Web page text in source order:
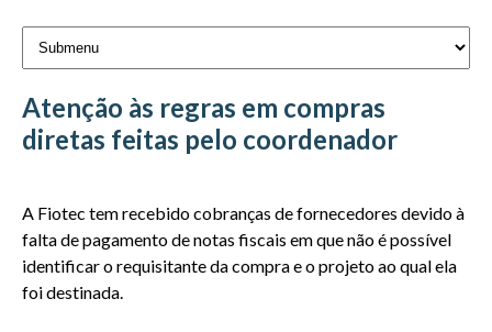
Atenção às regras em compras
diretas feitas pelo coordenador
A Fiotec tem recebido cobranças de fornecedores devido à
falta de pagamento de notas fiscais em que não é possível
identificar o requisitante da compra e o projeto ao qual ela
foi destinada.